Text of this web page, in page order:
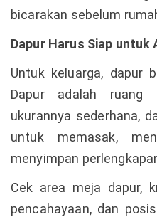
bicarakan sebelum
Dapur Harus Siap
Untuk keluarga, dapur
Dapur adalah ruang
ukurannya sederhana,
untuk memasak,
menyimpan
Cek area meja dapur,
pencahayaan, dan